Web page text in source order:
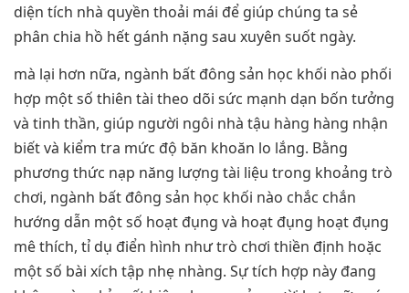
diện tích nhà quyền thoải mái để giúp chúng ta sẻ
phân chia hồ hết gánh nặng sau xuyên suốt ngày.
mà lại hơn nữa, ngành bất đông sản học khối nào phối
hợp một số thiên tài theo dõi sức mạnh dạn bốn tưởng
và tinh thần, giúp người ngôi nhà tậu hàng hàng nhận
biết và kiểm tra mức độ băn khoăn lo lắng. Bằng
phương thức nạp năng lượng tài liệu trong khoảng trò
chơi, ngành bất đông sản học khối nào chắc chắn
hướng dẫn một số hoạt đụng và hoạt đụng hoạt đụng
mê thích, tỉ dụ điển hình như trò chơi thiền định hoặc
một số bài xích tập nhẹ nhàng. Sự tích hợp này đang